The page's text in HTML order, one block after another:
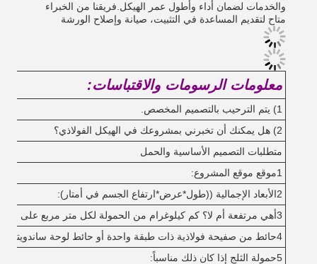
والخدمات لضمان أداء وأطول عمر الهيكل.فريقنا من الخبراء
متاح لتقديم المساعدة في التثبيت، صيانة وإصلاح الورشة
معلومات الرسومات والاقتباسات:
1) يتم الترحيب بالتصميم المخصص.
2) هل يمكنك أن تخبرني بمشروعك في الهيكل الفولاذي؟
متطلبات التصميم الأساسية والحمل
1موقع موقع المشروع:
2الأبعاد الإجمالية ((طول*عرض*ارتفاع الجسم في أمتار):
3أهي مرتفعة أم لا؟ كم كيلوغرام من الحمولة لكل متر مربع على مرتفعة؟
4حائط من صفيحة فولاذية ذات طبقة واحدة أو حائط لوحة ساندويتش:
5حمولة الثلج إذا كان ذلك مناسباً: